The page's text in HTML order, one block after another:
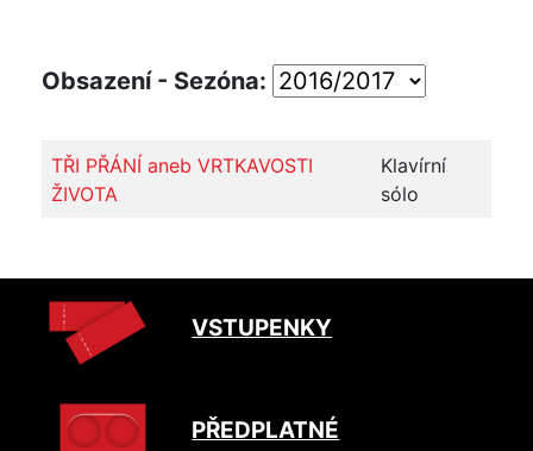
Obsazení - Sezóna:
TŘI PŘÁNÍ aneb VRTKAVOSTI
ŽIVOTA
Klavírní
sólo
VSTUPENKY
PŘEDPLATNÉ